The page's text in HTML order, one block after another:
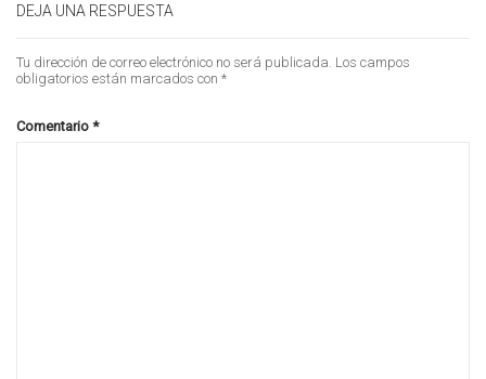
DEJA UNA RESPUESTA
Tu dirección de correo electrónico no será publicada. Los campos
obligatorios están marcados con *
Comentario *